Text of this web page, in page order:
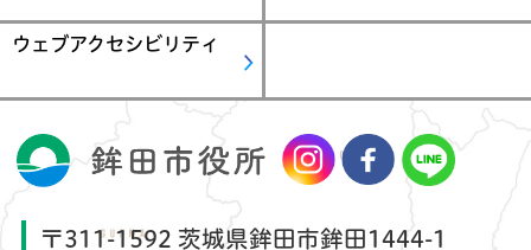
ウェブアクセシビリティ
〒311-1592 茨城県鉾田市鉾田1444-1